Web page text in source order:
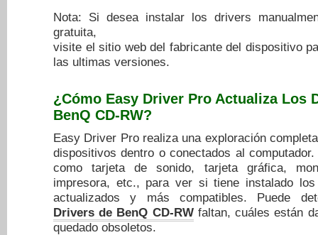
Nota: Si desea instalar los drivers
gratuita,
visite el sitio web del fabricante del dispositivo
las ultimas versiones.
¿Cómo Easy Driver Pro Actualiza Los
BenQ CD-RW?
Easy Driver Pro realiza una exploración
dispositivos dentro o conectados al
como tarjeta de sonido, tarjeta gráfica,
impresora, etc., para ver si tiene instalado
actualizados y más compatibles. Puede
Drivers de BenQ CD-RWfaltan, cuáles están
quedado obsoletos.